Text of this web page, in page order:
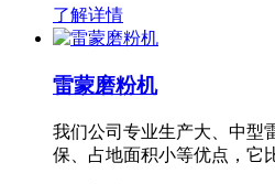
了解详情
雷蒙磨粉机
我们公司专业生产大、中型
保、占地面积小等优点，它